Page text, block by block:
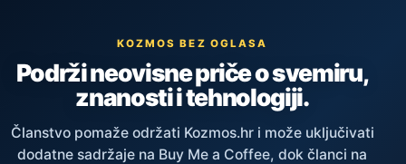
KOZMOS BEZ OGLASA
Podrži neovisne priče o svemiru,
znanosti i tehnologiji.
Članstvo pomaže održati Kozmos.hr i može uključivati
dodatne sadržaje na Buy Me a Coffee, dok članci na